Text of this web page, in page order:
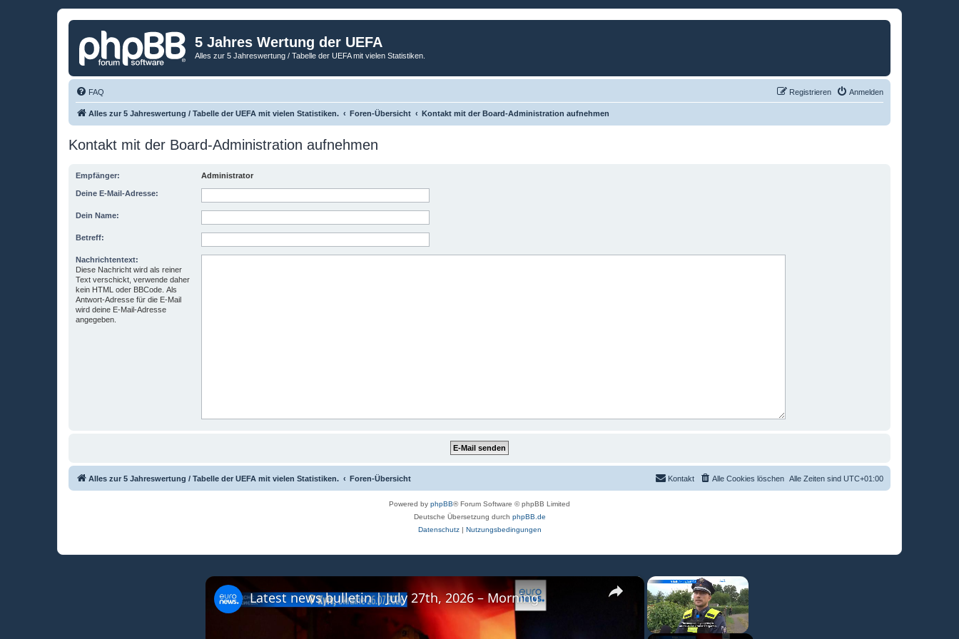
5 Jahres Wertung der UEFA
Alles zur 5 Jahreswertung / Tabelle der UEFA mit vielen Statistiken.
FAQ Anmelden
Registrieren
Alles zur 5 Jahreswertung / Tabelle der UEFA mit vielen Statistiken. Foren-Übersicht Kontakt mit der Board-Administration aufnehmen
Kontakt mit der Board-Administration aufnehmen
Empfänger: Administrator
Deine E-Mail-Adresse:
Dein Name:
Betreff:
Nachrichtentext:
Diese Nachricht wird als reiner
Text verschickt, verwende daher
kein HTML oder BBCode. Als
Antwort-Adresse für die E-Mail
wird deine E-Mail-Adresse
angegeben.
Alles zur 5 Jahreswertung / Tabelle der UEFA mit vielen Statistiken. Foren-Übersicht Alle Zeiten sind UTC+01:00
Alle Cookies löschen
Kontakt
Powered by phpBB® Forum Software © phpBB Limited
Deutsche Übersetzung durch phpBB.de
Datenschutz| Nutzungsbedingungen
×
×
Latest news bulletin | July 27th, 2026 – Morning